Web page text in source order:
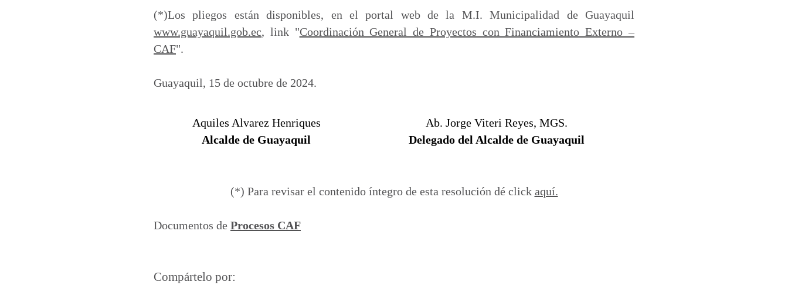
(*)Los pliegos están disponibles, en el portal web de la M.I. Municipalidad de Guayaquil
www.guayaquil.gob.ec, link "Coordinación General de Proyectos con Financiamiento Externo –
CAF".
Guayaquil, 15 de octubre de 2024.
Aquiles Alvarez Henriques
Alcalde de Guayaquil
Ab. Jorge Viteri Reyes, MGS.
Delegado del Alcalde de Guayaquil
(*) Para revisar el contenido íntegro de esta resolución dé click aquí.
Documentos de Procesos CAF
Compártelo por: